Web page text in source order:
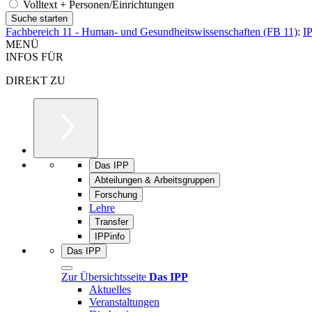
Volltext + Personen/Einrichtungen
Fachbereich 11 - Human- und Gesundheitswissenschaften (FB 11):
MENÜ
INFOS FÜR
DIREKT ZU
Das IPP
Abteilungen & Arbeitsgruppen
Forschung
Lehre
Transfer
IPPinfo
Das IPP
Zur Übersichtsseite Das IPP
Aktuelles
Veranstaltungen